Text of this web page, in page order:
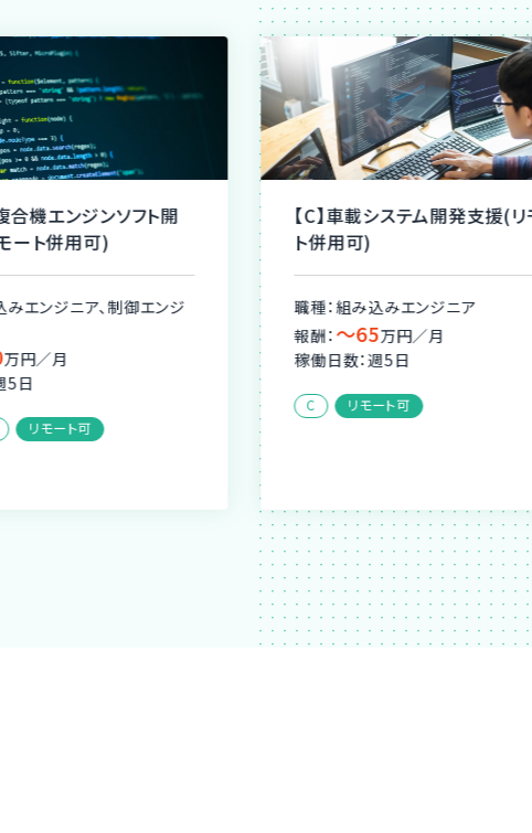
【C】車載システム開発支援(リモー
ト併用可)
職種：組み込みエンジニア
稼働日数：週5日
大手通信業向
職種：組み込みエ
報酬：
稼働日数：週5日
リモート可